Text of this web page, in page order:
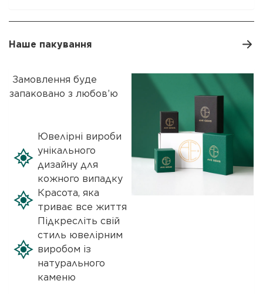
Наше пакування
Замовлення буде
запаковано з любов’ю
Ювелірні вироби
унікального
дизайну для
кожного випадку
Красота, яка
триває все життя
Підкресліть свій
стиль ювелірним
виробом із
натурального
каменю